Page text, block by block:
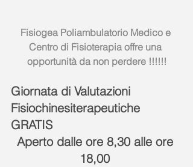
Fisiogea Poliambulatorio Medico e
Centro di Fisioterapia offre una
opportunità da non perdere !!!!!!
Giornata di Valutazioni
Fisiochinesiterapeutiche
GRATIS
Aperto dalle ore 8,30 alle ore
18,00